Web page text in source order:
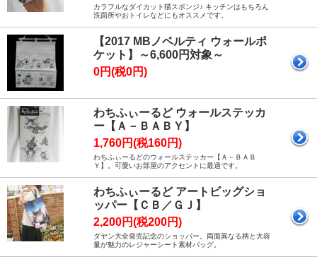
カラフルなダイカット猫スポンジ♪ キッチンはもちろん
洗面所やおトイレなどにもオススメです。
【2017 MBノベルティ ウォールポ
ケット】～6,600円対象～
0円(税0円)
わちふぃーるど ウォールステッカ
ー【Ａ－ＢＡＢＹ】
1,760円(税160円)
わちふぃーるどのウォールステッカー【Ａ－ＢＡＢ
Ｙ】。可愛いお部屋のアクセントに最適です。
わちふぃーるど アートビッグショ
ッパー【ＣＢ／ＧＪ】
2,200円(税200円)
ダヤン大全発売記念のショッパー。両面異なる柄と大容
量が魅力のレジャーシート素材バッグ。